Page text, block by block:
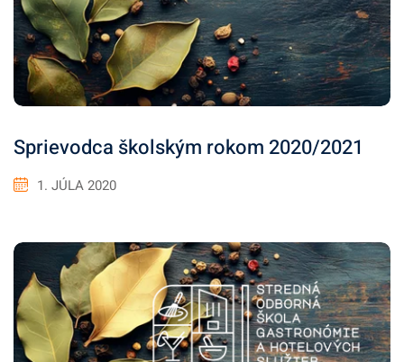
Sprievodca školským rokom 2020/2021
1. JÚLA 2020